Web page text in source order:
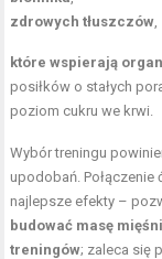
zdrowych tłuszczów
które wspierają
posiłków o stałych
poziom cukru we krwi.
Wybór treningu
upodobań.
najlepsze efekty –
budować masę
treningów; zaleca się